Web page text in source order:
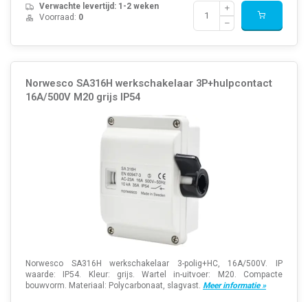
Verwachte levertijd: 1-2 weken
Voorraad: 0
Norwesco SA316H werkschakelaar 3P+hulpcontact
16A/500V M20 grijs IP54
Norwesco SA316H werkschakelaar 3-polig+HC, 16A/500V. IP
waarde: IP54. Kleur: grijs. Wartel in-uitvoer: M20. Compacte
bouwvorm. Materiaal: Polycarbonaat, slagvast. Meer informatie »